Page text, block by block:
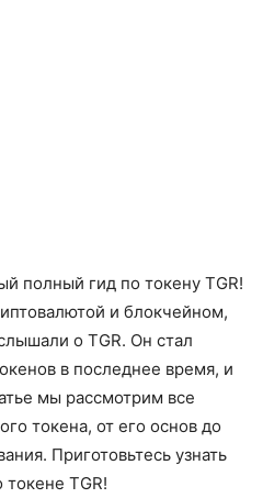
полный гид по токену TGR!
и блокчейном,
о TGR. Он стал
в последнее время, и
мы рассмотрим все
токена, от его основ до
Приготовьтесь узнать
токене TGR!